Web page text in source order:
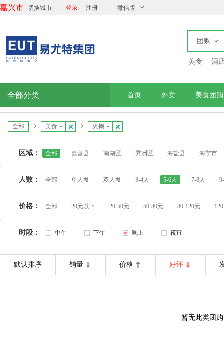
嘉兴市 切换城市 登录 注册 微信版
团购
美食 酒
全部分类 首页 外卖 美食团购
全部 美食 火锅
区域： 全部 嘉善县 南湖区 秀洲区 海盐县 海宁市
人数： 全部 单人餐 双人餐 3-4人 5-6人 7-8人
价格： 全部 20元以下 20-50元 50-80元 80-120元
时段： 中午 下午 晚上 夜宵
默认排序 销量 价格 好评
暂无此类团